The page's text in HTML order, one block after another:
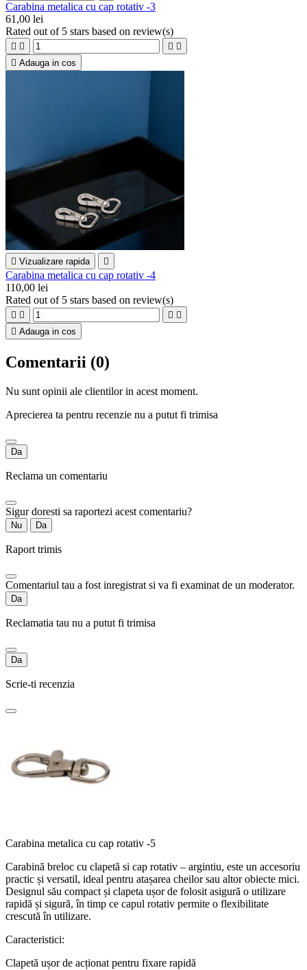
Carabina metalica cu cap rotativ -3
61,00 lei
Rated out of 5 stars based on review(s)
   
 Adauga in cos
 Vizualizare rapida 
Carabina metalica cu cap rotativ -4
110,00 lei
Rated out of 5 stars based on review(s)
   
 Adauga in cos
Comentarii (0)
Nu sunt opinii ale clientilor in acest moment.
Aprecierea ta pentru recenzie nu a putut fi trimisa
Da
Reclama un comentariu
Sigur doresti sa raportezi acest comentariu?
Nu Da
Raport trimis
Comentariul tau a fost inregistrat si va fi examinat de un moderator.
Da
Reclamatia tau nu a putut fi trimisa
Da
Scrie-ti recenzia
Carabina metalica cu cap rotativ -5
Carabină breloc cu clapetă si cap rotativ – argintiu, este un accesoriu
practic și versatil, ideal pentru atașarea cheilor sau altor obiecte mici.
Designul său compact și clapeta ușor de folosit asigură o utilizare
rapidă și sigură, în timp ce capul rotativ permite o flexibilitate
crescută în utilizare.
Caracteristici:
Clapetă ușor de acționat pentru fixare rapidă